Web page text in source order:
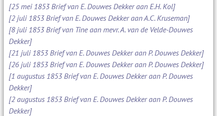
[25 mei 1853 Brief van E. Douwes Dekker aan E.H. Kol]
[2 juli 1853 Brief van E. Douwes Dekker aan A.C. Kruseman]
[8 juli 1853 Brief van Tine aan mevr. A. van de Velde-Douwes
Dekker]
[21 juli 1853 Brief van E. Douwes Dekker aan P. Douwes Dekker]
[26 juli 1853 Brief van E. Douwes Dekker aan P. Douwes Dekker]
[1 augustus 1853 Brief van E. Douwes Dekker aan P. Douwes
Dekker]
[2 augustus 1853 Brief van E. Douwes Dekker aan P. Douwes
Dekker]